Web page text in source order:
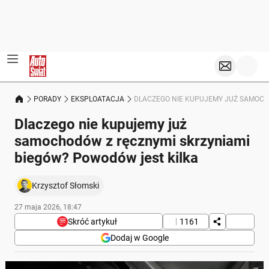
PORADY EKSPLOATACJA DLACZEGO NIE KUPUJEMY JUŻ
Dlaczego nie kupujemy już
samochodów z ręcznymi skrzyniami
biegów? Powodów jest kilka
Krzysztof Słomski
27 maja 2026, 18:47
Skróć artykuł
1161
Dodaj w Google